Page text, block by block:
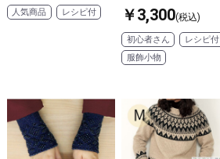
人気商品 レシピ付 ￥3,300(税込)
初心者さん
レシピ付
服飾小物